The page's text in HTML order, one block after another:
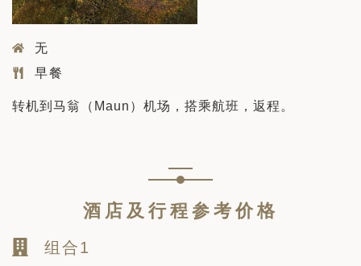
无
早餐
转机到马翁（Maun）机场，搭乘航班，返程。
酒店及行程参考价格
组合1